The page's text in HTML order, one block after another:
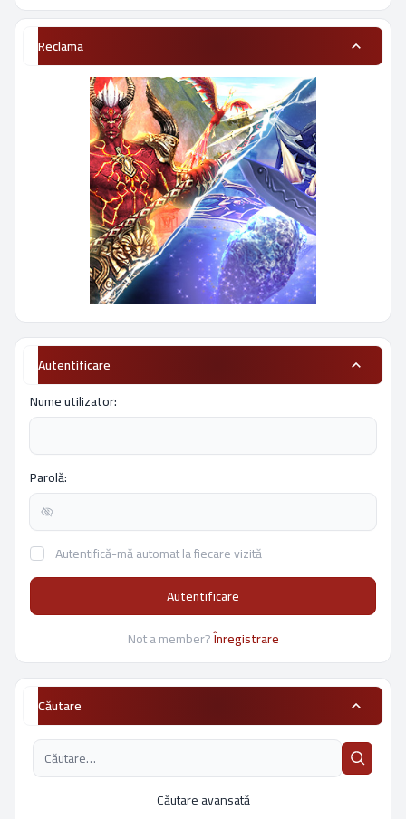
Reclama
Autentificare
Nume utilizator:
Parolă:
Autentifică-mă automat la fiecare vizită
Autentificare
Not a member?Înregistrare
Căutare
Căutare avansată